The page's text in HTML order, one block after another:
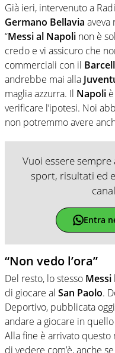
Già ieri, intervenuto a
Germano Bellavia aveva
“Messi al Napoli non è
credo e vi assicuro che
commerciali con il
andrebbe mai alla
maglia azzurra. Il Napoli
verificare l’ipotesi. Noi
non potremmo avere
Vuoi essere
sport, risultati ed
Entra
“Non vedo l’ora”
Del resto, lo stesso Messi
di giocare al San Paolo.
Deportivo, pubblicata
andare a giocare in
Alla fine è arrivato
di vedere com’è, anche